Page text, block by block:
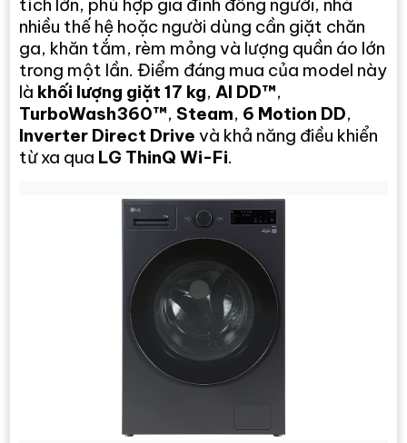
nhiều thế hệ hoặc người dùng cần giặt chăn
ga, khăn tắm, rèm mỏng và lượng quần áo lớn
trong một lần. Điểm đáng mua của model này
là khối lượng giặt 17 kg, AI DD™,
TurboWash360™, Steam, 6 Motion DD,
Inverter Direct Drive và khả năng điều khiển
từ xa qua LG ThinQ Wi-Fi.